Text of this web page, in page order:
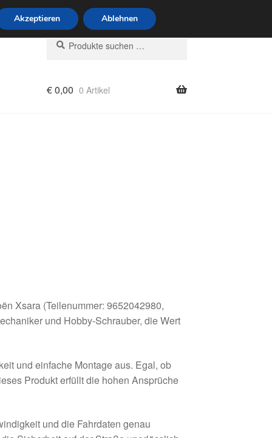
Uhr · 0175 7465658
Suchen
nach:
Suchen
€0,00 0 Artikel
Xsara (Teilenummer: 9652042980,
und Hobby-Schrauber, die Wert
und einfache Montage aus. Egal, ob
Produkt erfüllt die hohen Ansprüche
und die Fahrdaten genau
Akzeptieren Ablehnen